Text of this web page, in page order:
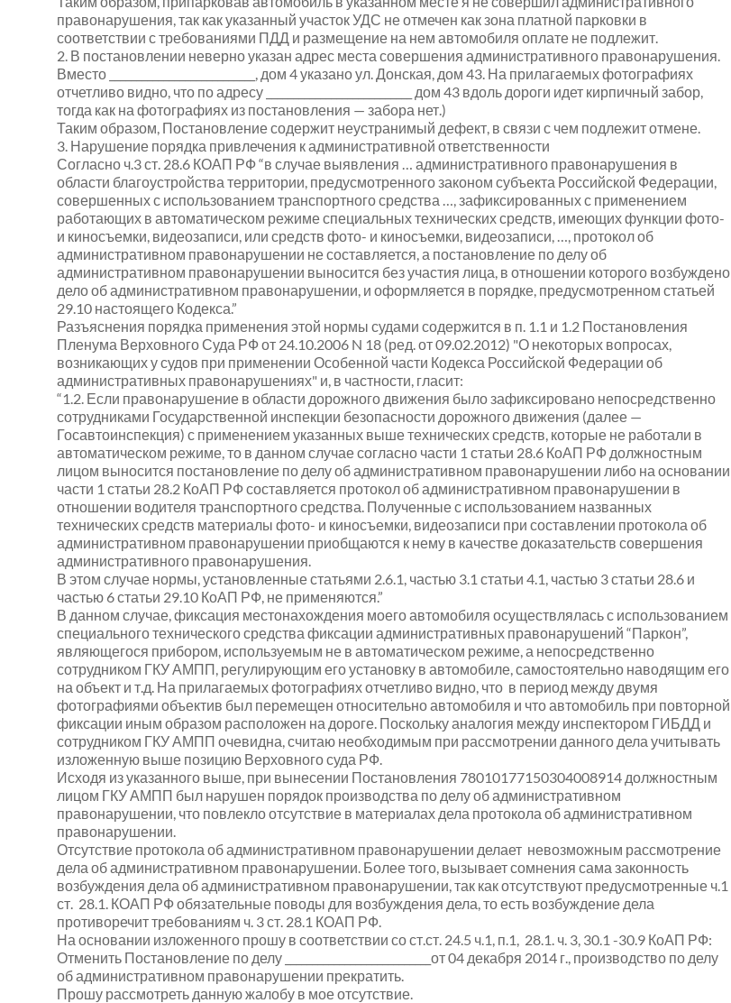
правонарушения, так как указанный участок УДС не отмечен как зона платной парковки в
соответствии с требованиями ПДД и размещение на нем автомобиля оплате не подлежит.
2. В постановлении неверно указан адрес места совершения административного правонарушения.
Вместо
, дом 4 указано ул. Донская, дом 43. На прилагаемых фотографиях
отчетливо видно, что по адресу
дом 43 вдоль дороги идет кирпичный забор,
тогда как на фотографиях из постановления — забора нет.)
Таким образом, Постановление содержит неустранимый дефект, в связи с чем подлежит отмене.
3. Нарушение порядка привлечения к административной ответственности
Согласно ч.3 ст. 28.6 КОАП РФ “в случае выявления … административного правонарушения в
области благоустройства территории, предусмотренного законом субъекта Российской Федерации,
совершенных с использованием транспортного средства …, зафиксированных с применением
работающих в автоматическом режиме специальных технических средств, имеющих функции фото-
и киносъемки, видеозаписи, или средств фото- и киносъемки, видеозаписи, …, протокол об
административном правонарушении не составляется, а постановление по делу об
административном правонарушении выносится без участия лица, в отношении которого возбуждено
дело об административном правонарушении, и оформляется в порядке, предусмотренном статьей
29.10 настоящего Кодекса.”
Разъяснения порядка применения этой нормы судами содержится в п. 1.1 и 1.2 Постановления
Пленума Верховного Суда РФ от 24.10.2006 N 18 (ред. от 09.02.2012) "О некоторых вопросах,
возникающих у судов при применении Особенной части Кодекса Российской Федерации об
административных правонарушениях" и, в частности, гласит:
“1.2. Если правонарушение в области дорожного движения было зафиксировано непосредственно
сотрудниками Государственной инспекции безопасности дорожного движения (далее —
Госавтоинспекция) с применением указанных выше технических средств, которые не работали в
автоматическом режиме, то в данном случае согласно части 1 статьи 28.6 КоАП РФ должностным
лицом выносится постановление по делу об административном правонарушении либо на основании
части 1 статьи 28.2 КоАП РФ составляется протокол об административном правонарушении в
отношении водителя транспортного средства. Полученные с использованием названных
технических средств материалы фото- и киносъемки, видеозаписи при составлении протокола об
административном правонарушении приобщаются к нему в качестве доказательств совершения
административного правонарушения.
В этом случае нормы, установленные статьями 2.6.1, частью 3.1 статьи 4.1, частью 3 статьи 28.6 и
частью 6 статьи 29.10 КоАП РФ, не применяются.”
В данном случае, фиксация местонахождения моего автомобиля осуществлялась с использованием
специального технического средства фиксации административных правонарушений “Паркон”,
являющегося прибором, используемым не в автоматическом режиме, а непосредственно
сотрудником ГКУ АМПП, регулирующим его установку в автомобиле, самостоятельно наводящим его
на объект и т.д. На прилагаемых фотографиях отчетливо видно, что в период между двумя
фотографиями объектив был перемещен относительно автомобиля и что автомобиль при повторной
фиксации иным образом расположен на дороге. Поскольку аналогия между инспектором ГИБДД и
сотрудником ГКУ АМПП очевидна, считаю необходимым при рассмотрении данного дела учитывать
изложенную выше позицию Верховного суда РФ.
Исходя из указанного выше, при вынесении Постановления 78010177150304008914 должностным
лицом ГКУ АМПП был нарушен порядок производства по делу об административном
правонарушении, что повлекло отсутствие в материалах дела протокола об административном
правонарушении.
Отсутствие протокола об административном правонарушении делает невозможным рассмотрение
дела об административном правонарушении. Более того, вызывает сомнения сама законность
возбуждения дела об административном правонарушении, так как отсутствуют предусмотренные ч.1
ст. 28.1. КОАП РФ обязательные поводы для возбуждения дела, то есть возбуждение дела
противоречит требованиям ч. 3 ст. 28.1 КОАП РФ.
На основании изложенного прошу в соответствии со ст.ст. 24.5 ч.1, п.1, 28.1. ч. 3, 30.1 -30.9 КоАП РФ:
Отменить Постановление по делу
от 04 декабря 2014 г., производство по делу
об административном правонарушении прекратить.
Прошу рассмотреть данную жалобу в мое отсутствие.